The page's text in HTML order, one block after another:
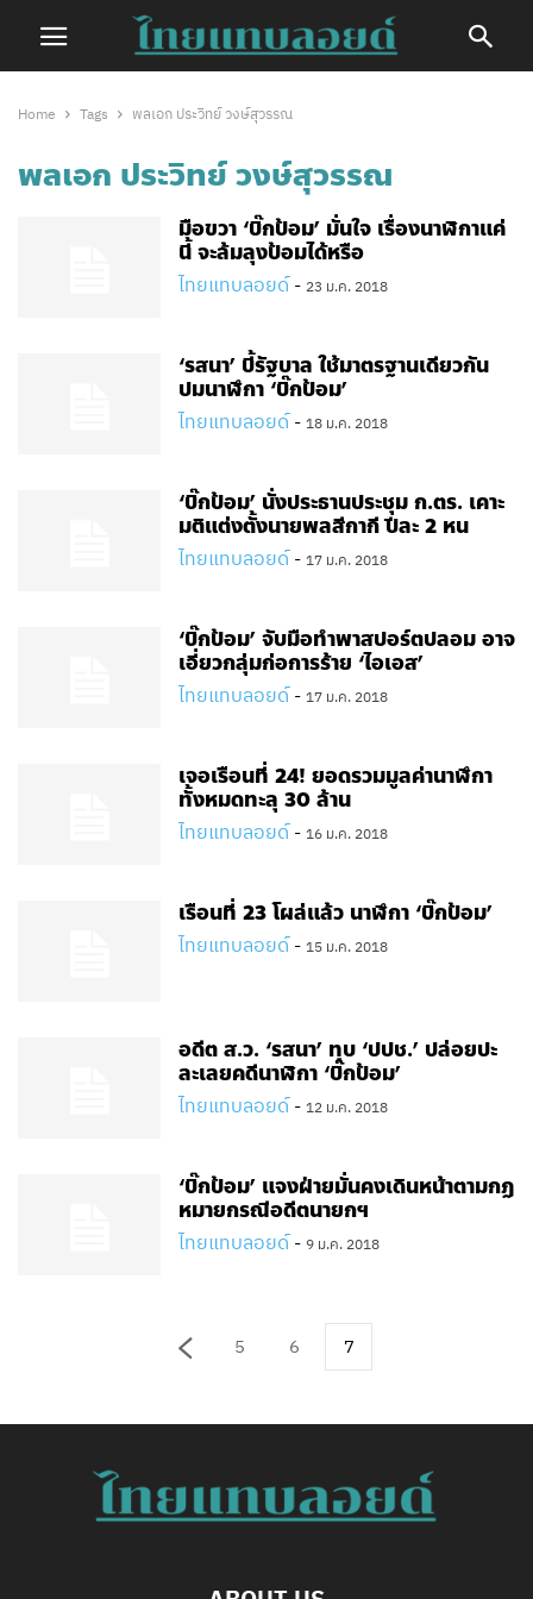
Home Tags พลเอก ประวิทย์ วงษ์สุวรรณ
พลเอก ประวิทย์ วงษ์สุวรรณ
มือขวา ‘บิ๊กป้อม’ มั่นใจ เรื่องนาฬิกาแค่
นี้ จะล้มลุงป้อมได้หรือ
ไทยแทบลอยด์ - 23 ม.ค. 2018
‘รสนา’ บี้รัฐบาล ใช้มาตรฐานเดียวกัน
ปมนาฬึกา ‘บิ๊กป้อม’
ไทยแทบลอยด์ - 18 ม.ค. 2018
‘บิ๊กป้อม’ นั่งประธานประชุม ก.ตร. เคาะ
มติแต่งตั้งนายพลสีกากี ปีละ 2 หน
ไทยแทบลอยด์ - 17 ม.ค. 2018
‘บิ๊กป้อม’ จับมือทำพาสปอร์ตปลอม อาจ
เอี่ยวกลุ่มก่อการร้าย ‘ไอเอส’
ไทยแทบลอยด์ - 17 ม.ค. 2018
เจอเรือนที่ 24! ยอดรวมมูลค่านาฬึกา
ทั้งหมดทะลุ 30 ล้าน
ไทยแทบลอยด์ - 16 ม.ค. 2018
เรือนที่ 23 โผล่แล้ว นาฬึกา ‘บิ๊กป้อม’
ไทยแทบลอยด์ - 15 ม.ค. 2018
อดีต ส.ว. ‘รสนา’ ทุบ ‘ปปช.’ ปล่อยปะ
ละเลยคดีนาฬิกา ‘บิ๊กป้อม’
ไทยแทบลอยด์ - 12 ม.ค. 2018
‘บิ๊กป้อม’ แจงฝ่ายมั่นคงเดินหน้าตามกฏ
หมายกรณีอดีตนายกฯ
ไทยแทบลอยด์ - 9 ม.ค. 2018
5 6 7